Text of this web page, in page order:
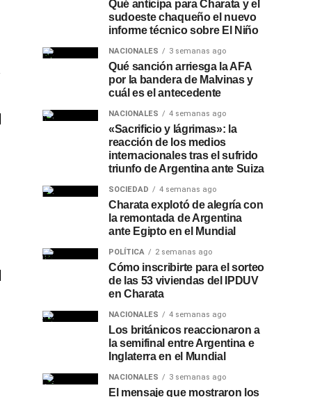
Qué anticipa para Charata y el
sudoeste chaqueño el nuevo
informe técnico sobre El Niño
NACIONALES 3 semanas ago
Qué sanción arriesga la AFA
por la bandera de Malvinas y
cuál es el antecedente
NACIONALES 4 semanas ago
«Sacrificio y lágrimas»: la
reacción de los medios
internacionales tras el sufrido
triunfo de Argentina ante Suiza
SOCIEDAD 4 semanas ago
Charata explotó de alegría con
la remontada de Argentina
ante Egipto en el Mundial
POLÍTICA 2 semanas ago
Cómo inscribirte para el sorteo
de las 53 viviendas del IPDUV
en Charata
NACIONALES 4 semanas ago
Los británicos reaccionaron a
la semifinal entre Argentina e
Inglaterra en el Mundial
NACIONALES 3 semanas ago
El mensaje que mostraron los